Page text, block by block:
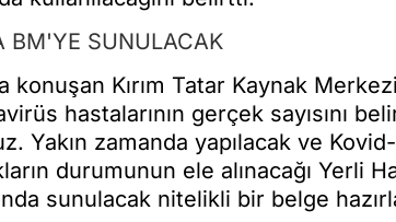
BM'YE SUNULACAK
konuşan Kırım Tatar Kaynak
hastalarının gerçek sayısını
Yakın zamanda yapılacak ve Kovid-
durumunun ele alınacağı Yerli
sunulacak nitelikli bir belge